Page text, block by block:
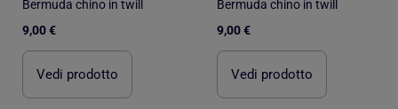
Bermuda chino in twill
9,00 €
Vedi prodotto
Bermuda chino in twill
9,00 €
Vedi prodotto